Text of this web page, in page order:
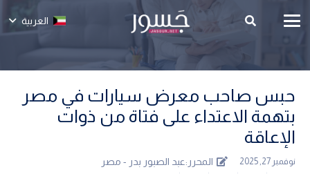
العربية
حبس صاحب معرض سيارات في مصر
بتهمة الاعتداء على فتاة من ذوات
الإعاقة
نوفمبر 27, 2025 المحرر:عبد الصبور بدر - مصر